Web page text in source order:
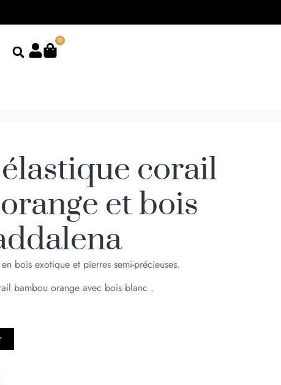
0
corail
et bois
bois exotique et pierres semi-précieuses.
bambou orange avec bois blanc .